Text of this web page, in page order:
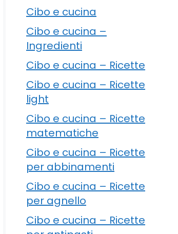
Cibo e cucina
Cibo e cucina –
Ingredienti
Cibo e cucina – Ricette
Cibo e cucina – Ricette
light
Cibo e cucina – Ricette
matematiche
Cibo e cucina – Ricette
per abbinamenti
Cibo e cucina – Ricette
per agnello
Cibo e cucina – Ricette